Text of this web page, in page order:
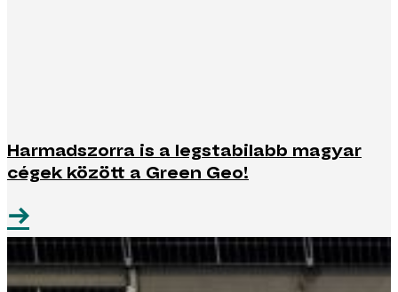
Harmadszorra is a legstabilabb magyar
cégek között a Green Geo!
→